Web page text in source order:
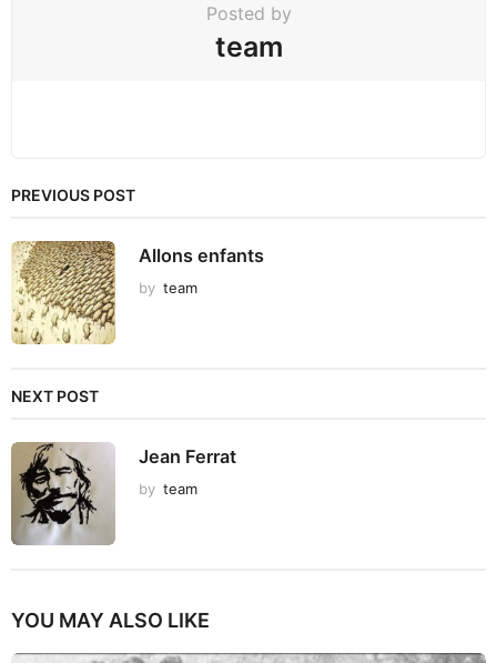
Posted by
team
PREVIOUS POST
Allons enfants
by team
NEXT POST
Jean Ferrat
by team
YOU MAY ALSO LIKE